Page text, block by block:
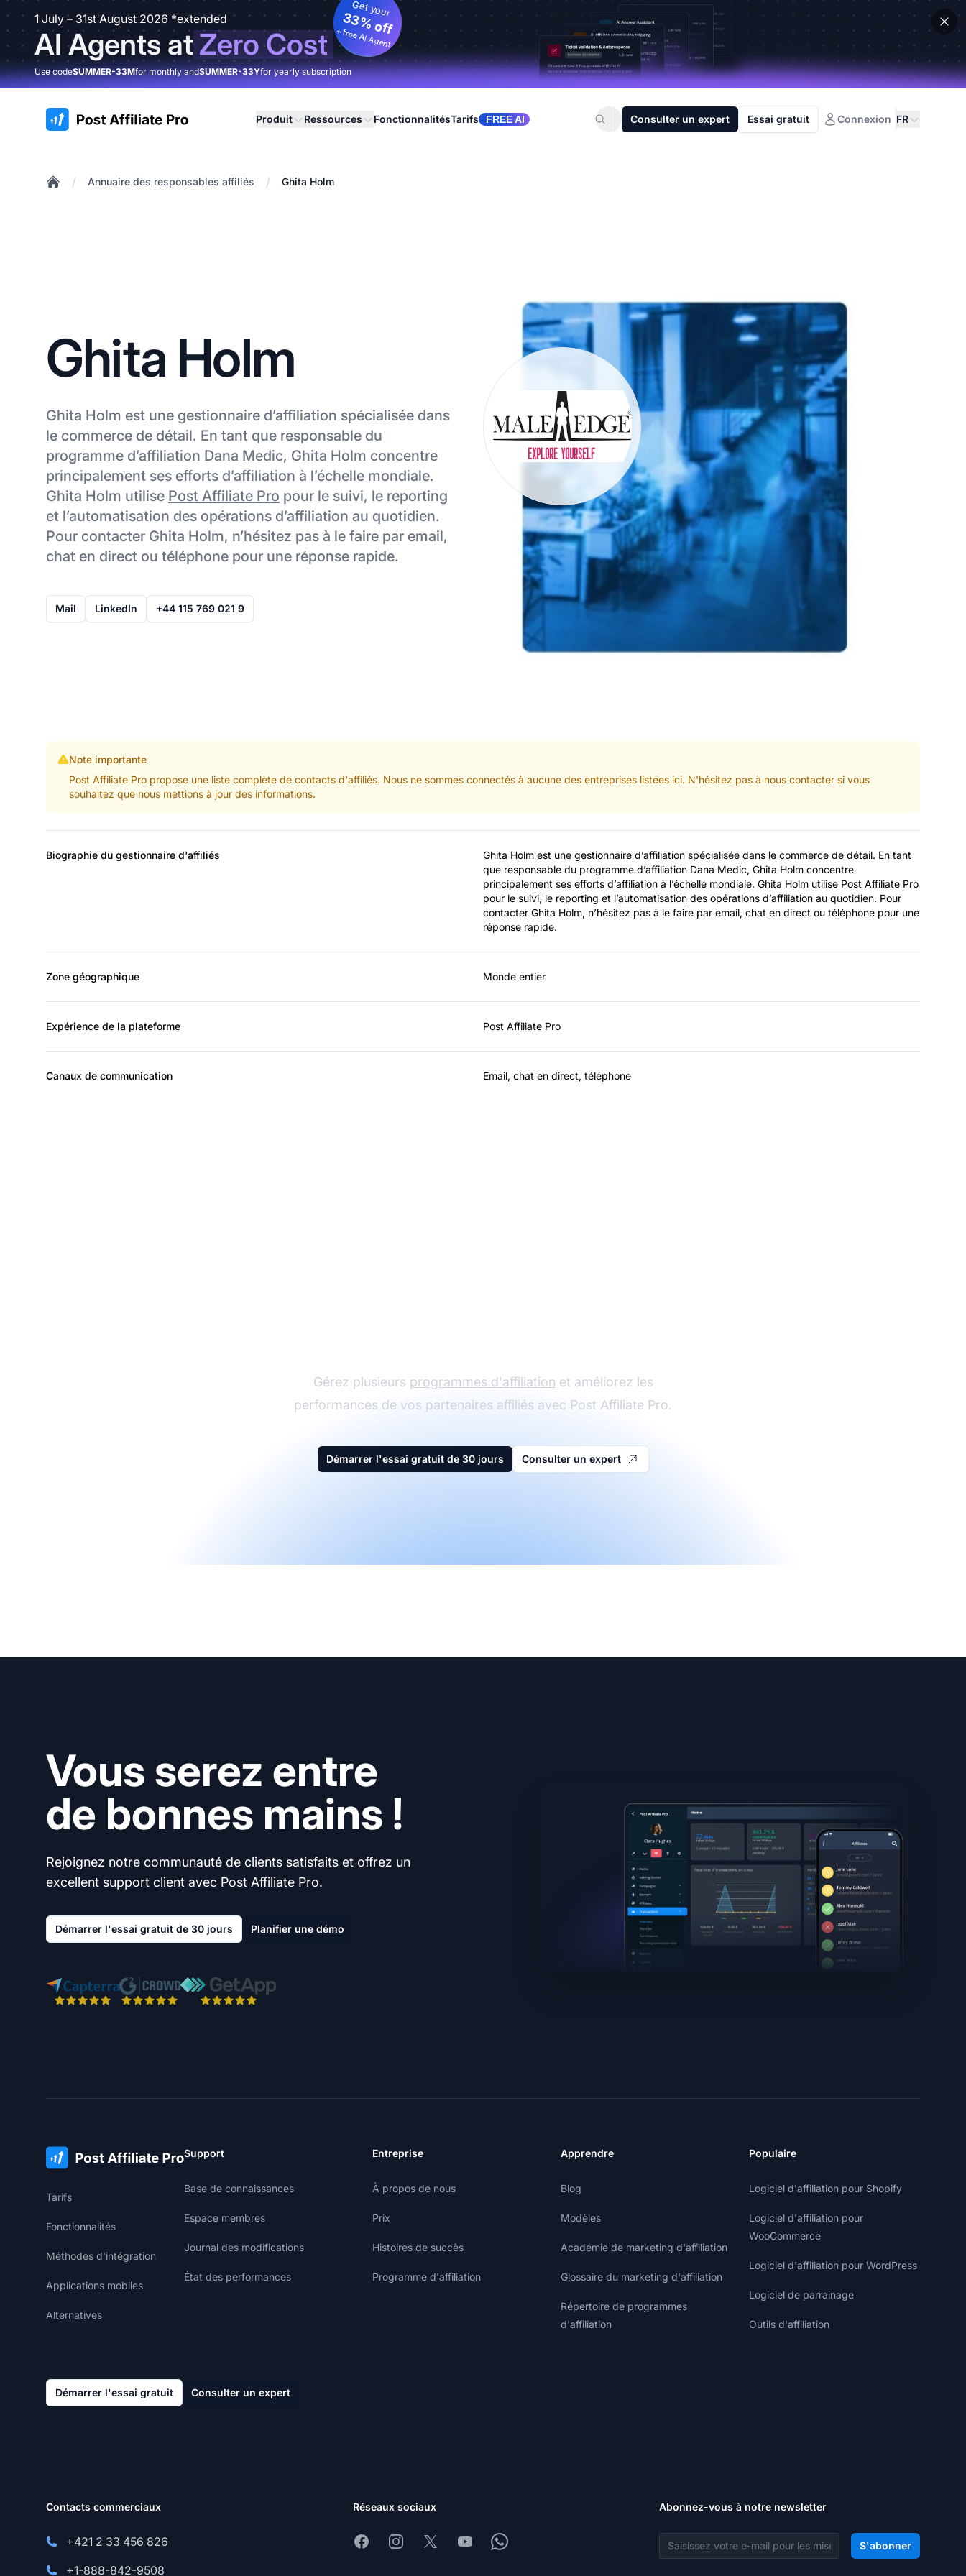
1 July – 31st August 2026 *extended
AI Agents atZero Cost
Get your
33% off
+ free AI Agent
Use codeSUMMER-33Mfor monthly andSUMMER-33Yfor yearly subscription
:site.title Produit Ressources FonctionnalitésTarifs FREE AI Consulter un expert Essai gratuit Connexion FR
/ Annuaire des responsables affiliés / Ghita Holm
Ghita Holm
Ghita Holm est une gestionnaire d’affiliation spécialisée dans
le commerce de détail. En tant que responsable du
programme d’affiliation Dana Medic, Ghita Holm concentre
principalement ses efforts d’affiliation à l’échelle mondiale.
Ghita Holm utilise Post Affiliate Pro pour le suivi, le reporting
et l’automatisation des opérations d’affiliation au quotidien.
Pour contacter Ghita Holm, n’hésitez pas à le faire par email,
chat en direct ou téléphone pour une réponse rapide.
Mail LinkedIn +44 115 769 021 9
Note importante
Post Affiliate Pro propose une liste complète de contacts d'affiliés. Nous ne sommes connectés à aucune des entreprises listées ici. N'hésitez pas à nous contacter si vous
souhaitez que nous mettions à jour des informations.
Biographie du gestionnaire d'affiliés
Ghita Holm est une gestionnaire d’affiliation spécialisée dans le commerce de détail. En tant
que responsable du programme d’affiliation Dana Medic, Ghita Holm concentre
principalement ses efforts d’affiliation à l’échelle mondiale. Ghita Holm utilise Post Affiliate Pro
pour le suivi, le reporting et l’automatisation des opérations d’affiliation au quotidien. Pour
contacter Ghita Holm, n’hésitez pas à le faire par email, chat en direct ou téléphone pour une
réponse rapide.
Zone géographique Monde entier
Expérience de la plateforme Post Affiliate Pro
Canaux de communication Email, chat en direct, téléphone
Gérez plusieurs programmes d'affiliation et améliorez les
performances de vos partenaires affiliés avec Post Affiliate Pro.
Démarrer l'essai gratuit de 30 jours Consulter un expert
Vous serez entre
de bonnes mains !
Rejoignez notre communauté de clients satisfaits et offrez un
excellent support client avec Post Affiliate Pro.
Démarrer l'essai gratuit de 30 jours Planifier une démo
Tarifs
Fonctionnalités
Méthodes d'intégration
Applications mobiles
Alternatives
Support
Base de connaissances
Espace membres
Journal des modifications
État des performances
Entreprise
À propos de nous
Prix
Histoires de succès
Programme d'affiliation
Apprendre
Blog
Modèles
Académie de marketing d'affiliation
Glossaire du marketing d'affiliation
Répertoire de programmes
d'affiliation
Populaire
Logiciel d'affiliation pour Shopify
Logiciel d'affiliation pour
WooCommerce
Logiciel d'affiliation pour WordPress
Logiciel de parrainage
Outils d'affiliation
Démarrer l'essai gratuit Consulter un expert
Contacts commerciaux
+421 2 33 456 826
+1-888-842-9508
Réseaux sociaux
FacebookInstagram
X YoutubeWhatsapp
Abonnez-vous à notre newsletter
Adresse e-mail S'abonner